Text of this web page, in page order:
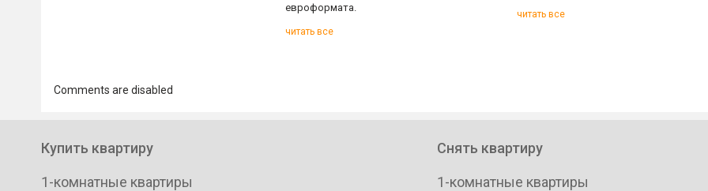
евроформата.
читать все
читать все
Comments are disabled
Купить квартиру
1-комнатные квартиры
Снять квартиру
1-комнатные квартиры